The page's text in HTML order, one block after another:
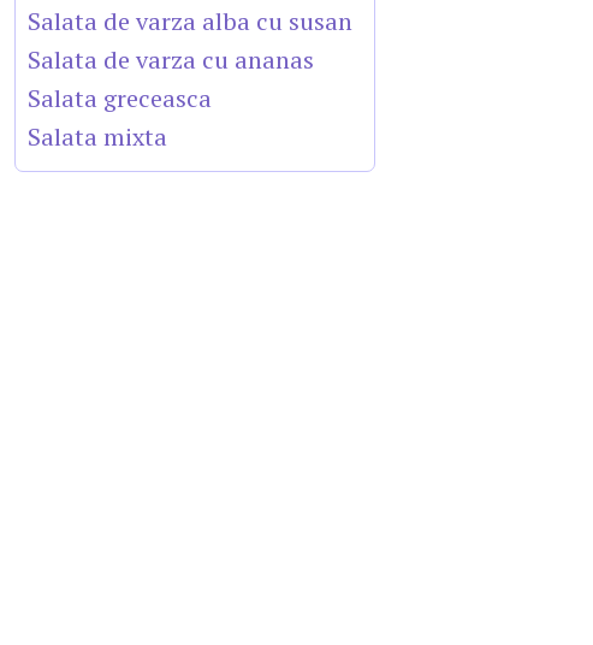
Salata de varza alba cu susan
Salata de varza cu ananas
Salata greceasca
Salata mixta